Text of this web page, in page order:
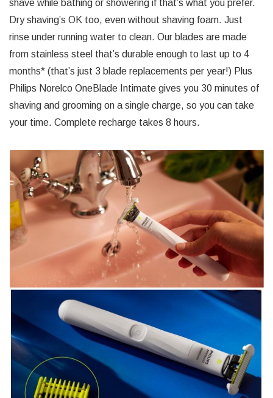
shave while bathing or showering if that’s what you prefer.
Dry shaving’s OK too, even without shaving foam. Just
rinse under running water to clean. Our blades are made
from stainless steel that’s durable enough to last up to 4
months* (that’s just 3 blade replacements per year!) Plus
Philips Norelco OneBlade Intimate gives you 30 minutes of
shaving and grooming on a single charge, so you can take
your time. Complete recharge takes 8 hours.